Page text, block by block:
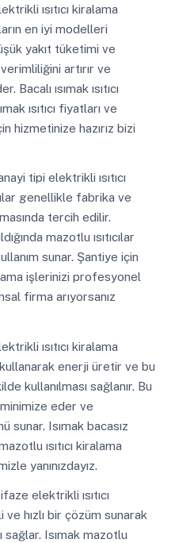
ısıtıcı kiralama
en iyi modelleri
yakıt tüketimi ve
verimliliğini artırır ve
ısımak ısıtıcı
ısıtıcı fiyatları ve
hizmetinize hazırız bizi
tipi elektrikli ısıtıcı
genellikle fabrika ve
tercih edilir.
mazotlu ısıtıcılar
sunar. Şantiye için
işlerinizi profesyonel
firma arıyorsanız
ısıtıcı kiralama
kullanarak enerji üretir ve bu
kullanılması sağlanır. Bu
eder ve
sunar. Isımak bacasız
ısıtıcı kiralama
yanınızdayız.
elektrikli ısıtıcı
hızlı bir çözüm sunarak
sağlar. Isımak mazotlu